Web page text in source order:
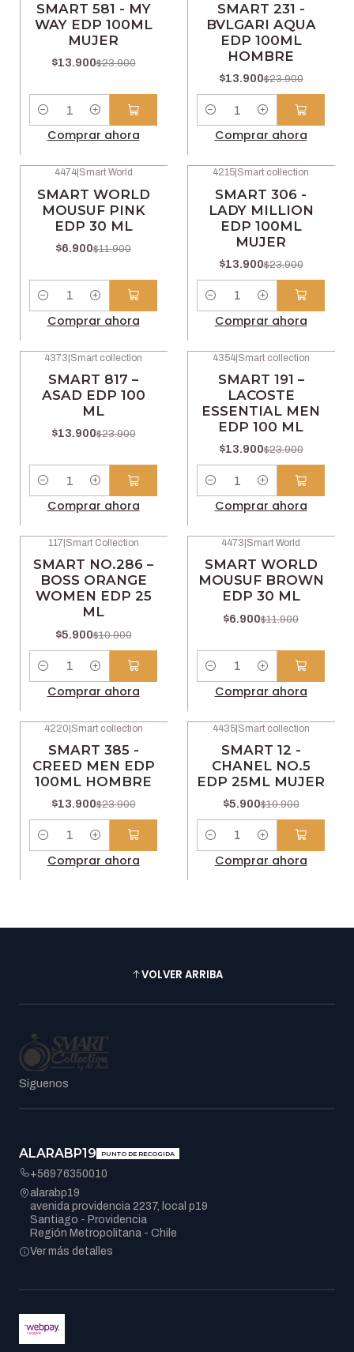
SMART 581 - MY
WAY EDP 100ML
MUJER
$13.900$23.900
Comprar ahora
SMART 231 -
BVLGARI AQUA
EDP 100ML
HOMBRE
$13.900$23.900
Comprar ahora
4474| Smart World
SMART WORLD
MOUSUF PINK
EDP 30 ML
$6.900$11.900
Cantidad
Comprar ahora
4215 Smart collection
SMART 306 -
LADY MILLION
EDP 100ML
MUJER
$13.900$23.900
Cantidad
Comprar ahora
4373|Smart collection
SMART 817 –
ASAD EDP 100
ML
$13.900$23.900
Comprar ahora
4354|Smart collection
SMART 191 –
LACOSTE
ESSENTIAL MEN
EDP 100 ML
$13.900$23.900
Comprar ahora
117| Smart Collection
SMART NO.286 –
BOSS ORANGE
WOMEN EDP 25
ML
$5.900$10.900
Cantidad
Comprar ahora
4473 Smart World
SMART WORLD
MOUSUF BROWN
EDP 30 ML
$6.900$11.900
Cantidad
Comprar ahora
4220|Smart collection
SMART 385 -
CREED MEN EDP
100ML HOMBRE
$13.900$23.900
Cantidad
Comprar ahora
4435|Smart collection
SMART 12 -
CHANEL NO.5
EDP 25ML MUJER
$5.900$10.900
Cantidad
Comprar ahora
VOLVER ARRIBA
Síguenos
ALARABP19 PUNTO DE RECOGIDA
+56976350010
alarabp19
avenida providencia 2237, local p19
Santiago - Providencia
Región Metropolitana - Chile
Ver más detalles